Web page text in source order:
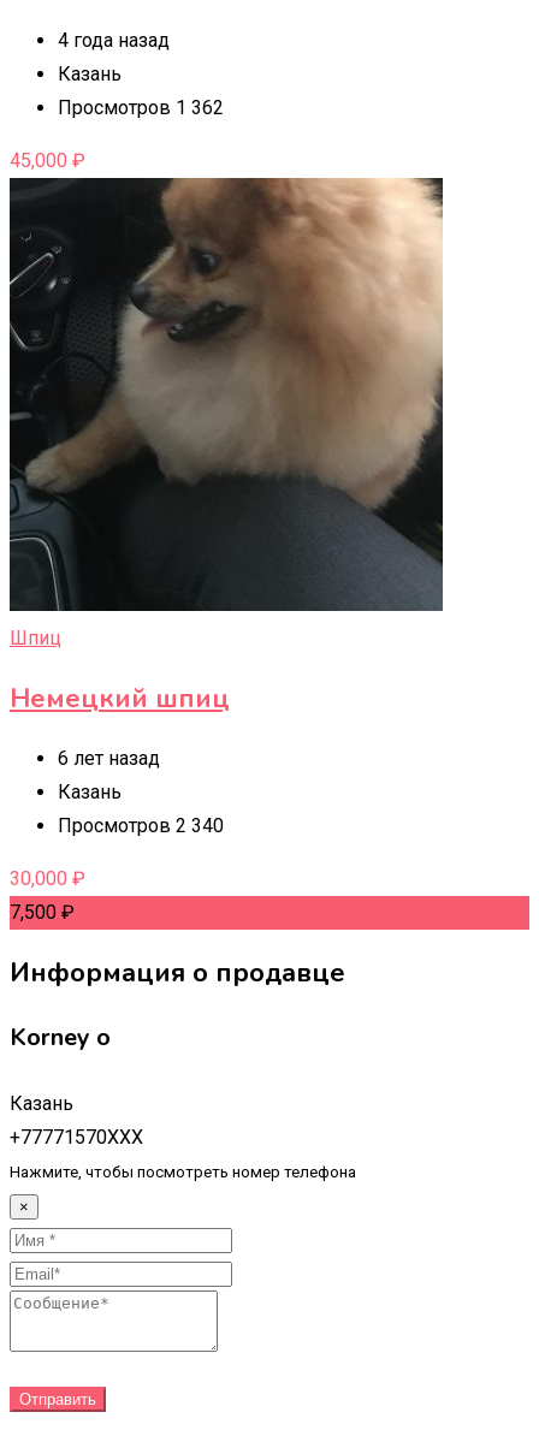
4 года назад
Казань
Просмотров 1 362
45,000 ₽
Шпиц
Немецкий шпиц
6 лет назад
Казань
Просмотров 2 340
30,000 ₽
7,500 ₽
Информация о продавце
Korney o
Казань
+77771570XXX
Нажмите, чтобы посмотреть номер телефона
×
Отправить